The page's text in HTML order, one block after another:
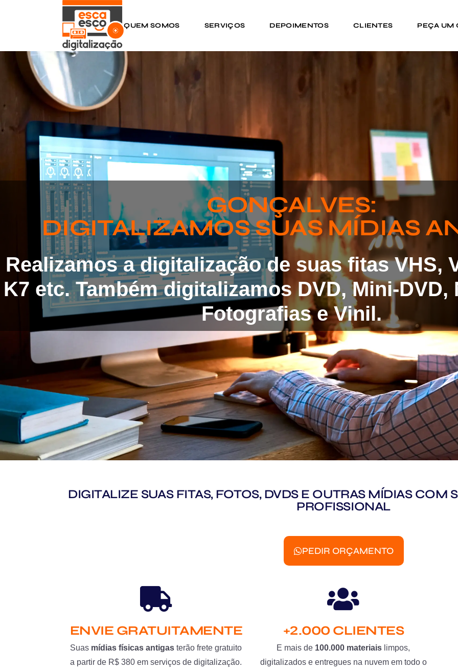
QUEM SOMOS SERVIÇOS DEPOIMENTOS CLIENTES PEÇA UM
GONÇALVES:
DIGITALIZAMOS SUAS MÍDIAS
Realizamos a digitalização de suas fitas VHS,
K7 etc. Também digitalizamos DVD, Mini-DVD,
Fotografias e Vinil.
DIGITALIZE SUAS FITAS, FOTOS, DVDS E OUTRAS MÍDIAS COM
PROFISSIONAL
PEDIR ORÇAMENTO
ENVIE GRATUITAMENTE
Suas mídias físicas antigas terão frete gratuito
a partir de R$ 380 em serviços de digitalização.
+2.000 CLIENTES
E mais de 100.000 materiais limpos,
digitalizados e entregues na nuvem em todo o